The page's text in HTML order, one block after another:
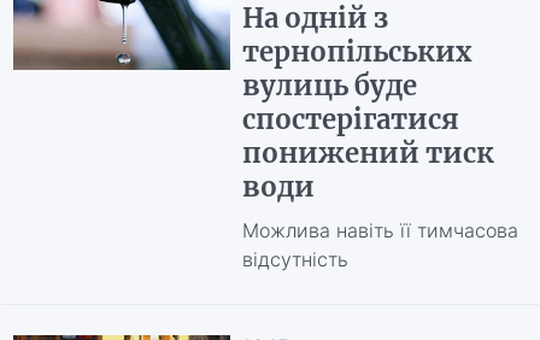
На одній з
тернопільських
вулиць буде
спостерігатися
понижений тиск
води
Можлива навіть її тимчасова
відсутність